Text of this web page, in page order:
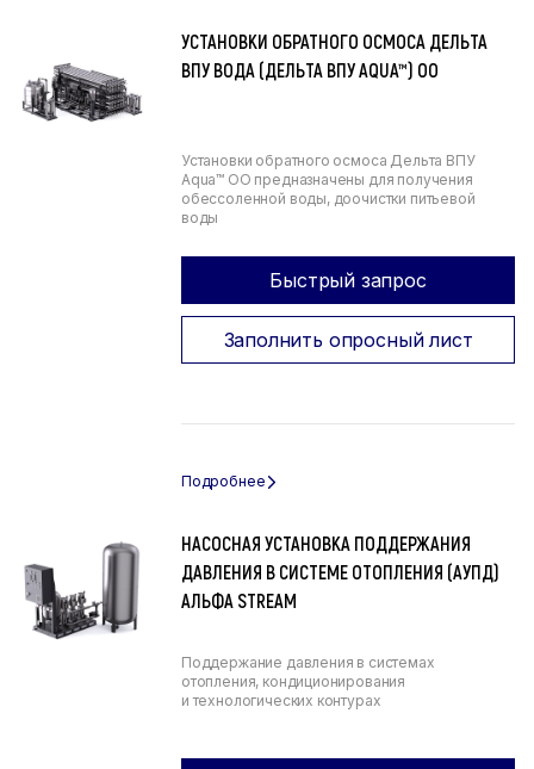
УСТАНОВКИ ОБРАТНОГО ОСМОСА ДЕЛЬТА
ВПУ ВОДА (ДЕЛЬТА ВПУ AQUA™) ОО
Установки обратного осмоса Дельта ВПУ
Aqua™ ОО предназначены для получения
обессоленной воды, доочистки питьевой
воды
Быстрый запрос
Заполнить опросный лист
НАСОСНАЯ УСТАНОВКА ПОДДЕРЖАНИЯ
ДАВЛЕНИЯ В СИСТЕМЕ ОТОПЛЕНИЯ (АУПД)
АЛЬФА STREAM
Поддержание давления в системах
отопления, кондиционирования
и технологических контурах